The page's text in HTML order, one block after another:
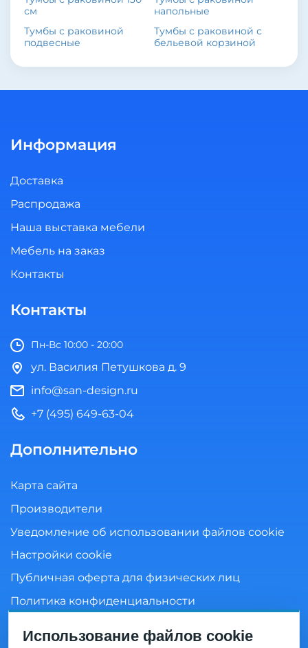
см
напольные
Тумбы с раковиной
подвесные
Тумбы с раковиной с
бельевой корзиной
Информация
Доставка
Распродажа
Наша выставка мебели
Мебель на заказ
Контакты
Контакты
Пн-Вс 10:00 - 20:00
ул. Василия Петушкова д. 9
info@san-design.ru
+7 (495) 649-63-04
Дополнительно
Карта сайта
Производители
Уведомление об использовании файлов cookie
Настройки cookie
Публичная оферта для физических лиц
Политика конфиденциальности
Использование файлов cookie